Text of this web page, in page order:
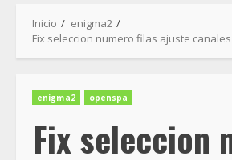
Inicio
enigma2
Fix seleccion numero filas ajuste canales
enigma2 openspa
Fix seleccion